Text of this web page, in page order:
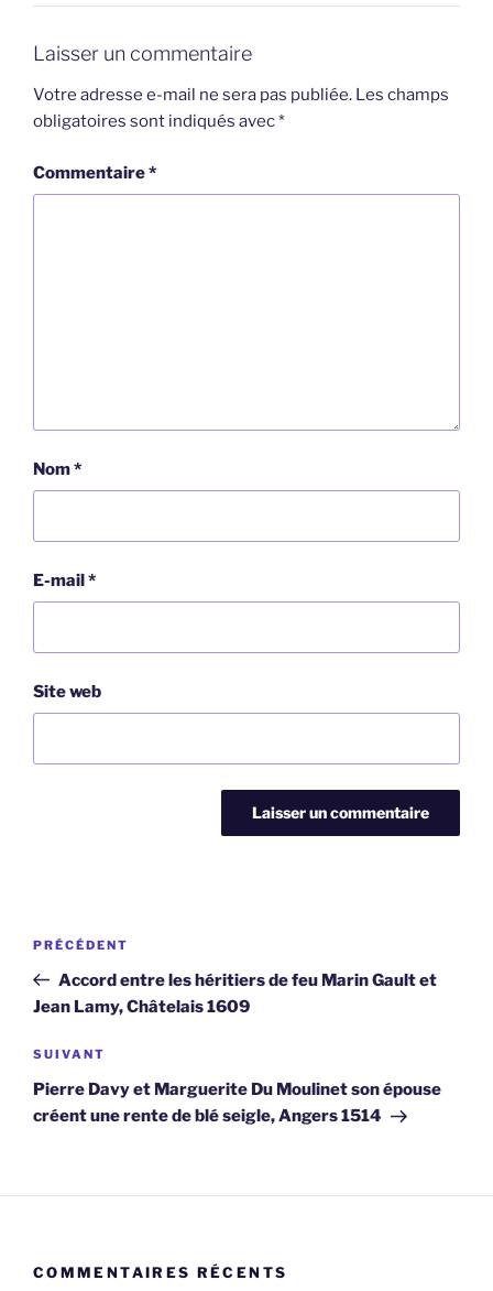
Laisser un commentaire
Votre adresse e-mail ne sera pas publiée. Les champs
obligatoires sont indiqués avec*
Commentaire*
Nom*
E-mail*
Site web
Navigation
l’article
Article
précédent
PRÉCÉDENT
Accord entre les héritiers de feu Marin Gault et
Jean Lamy, Châtelais 1609
Article
suivant
SUIVANT
Pierre Davy et Marguerite Du Moulinet son épouse
créent une rente de blé seigle, Angers 1514
COMMENTAIRES RÉCENTS